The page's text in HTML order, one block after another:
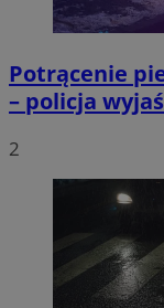
Potrącenie
– policja
2